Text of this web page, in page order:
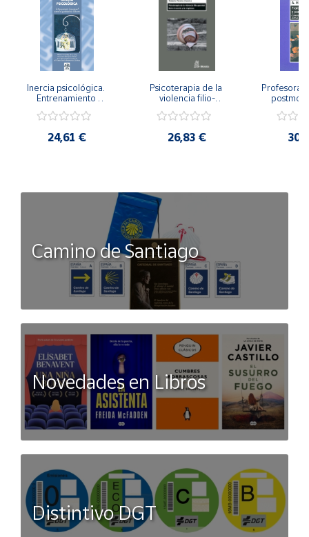
Inercia psicológica.
Entrenamiento
Igualdad de Género.
24,61 €
Psicoterapia de la
violencia filio-
secreto y la
26,83 €
Camino de Santiago
Novedades en Libros
Distintivo DGT